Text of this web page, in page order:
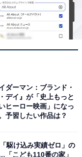
ダーマン：ブランド・
デイ』が「史上もっと
ヒーロー映画」になっ
予習したい作品は？
駆け込み実績ゼロ」の
「こども110番の家」